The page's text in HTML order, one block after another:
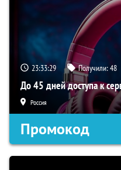
23:33:29 Получили:48
До 45 дней доступа к
Россия
Промокод